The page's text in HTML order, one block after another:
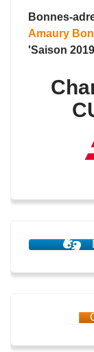
Bonnes-
Amaury
'Saison